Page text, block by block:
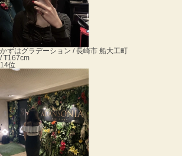
かずはグラデーション / 長崎市 船大工町
/ T167cm
14位